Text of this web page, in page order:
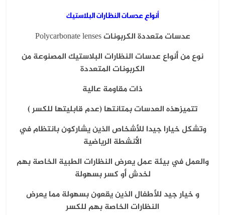
أنواع عدسات النظارات البلاستيك
عدسات متعددة الكربونات Polycarbonate lenses
نوع من أنواع عدسات النظارات البلاستيك المصنوعة من
الكربونات المتعددة
ذات مقاومة عالية
تتميزهذه العدسات بمتانتها (عدم قابليتها للكسر )
وتشكل خيارا جيدا للأشخاص الذين يشاركون بانتظام في
الأنشطة الرياضية
والعمل في بيئة عمل يعرض النظارات الطبية الخاصة بهم
لخدش أو كسر بسهولة
و خيار جيد للأطفال الذين يقعون بسهولة مما يعرض
النظارات الخاصة بهم للكسر